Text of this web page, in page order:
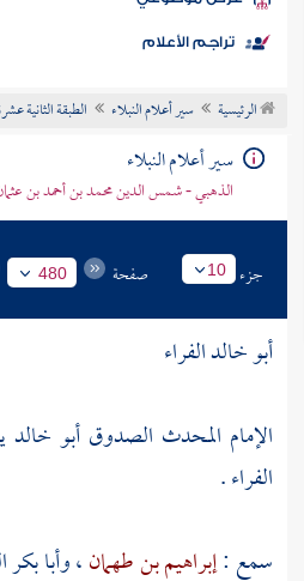
الكتب
موضوعي
تراجم الأعلام
الرئيسية سير أعلام النبلاء الطبقة الثانية
سير أعلام النبلاء
الذهبي - شمس الدين محمد بن أحمد بن
جزء 10 صفحة 480
أبو خالد الفراء
الإمام المحدث الصدوق أبو
الفراء .
سمع :إبراهيم بن طهمان،وأبا بكر